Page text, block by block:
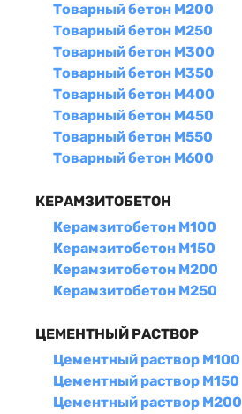
Товарный бетон М200
Товарный бетон М250
Товарный бетон М300
Товарный бетон М350
Товарный бетон М400
Товарный бетон М450
Товарный бетон М550
Товарный бетон М600
КЕРАМЗИТОБЕТОН
Керамзитобетон М100
Керамзитобетон М150
Керамзитобетон М200
Керамзитобетон М250
ЦЕМЕНТНЫЙ РАСТВОР
Цементный раствор М100
Цементный раствор М150
Цементный раствор М200